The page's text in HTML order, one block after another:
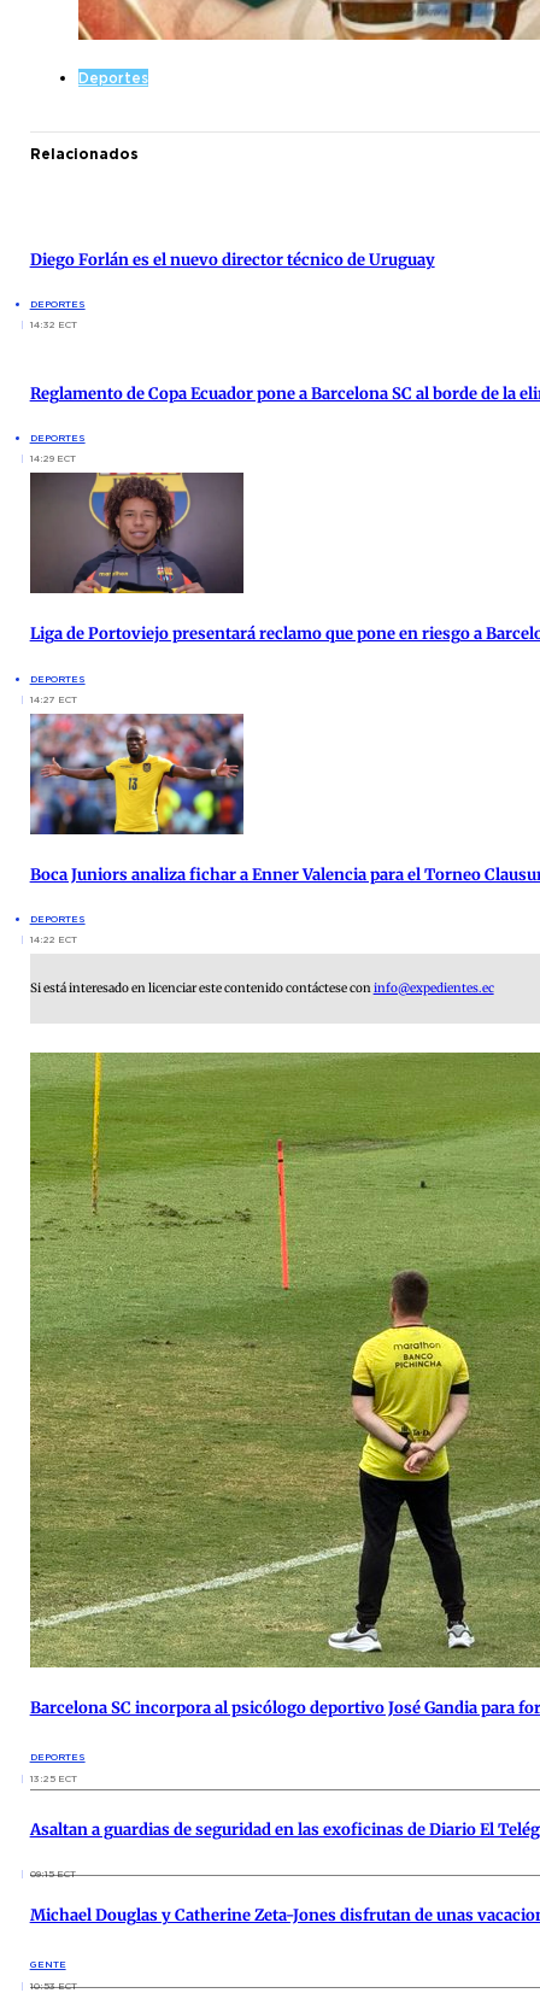
Deportes
Relacionados
Diego Forlán es el nuevo director técnico de Uruguay
DEPORTES
14:32 ECT
Reglamento de Copa Ecuador pone a Barcelona SC al borde de la
DEPORTES
14:29 ECT
Liga de Portoviejo presentará reclamo que pone en riesgo a
DEPORTES
14:27 ECT
Boca Juniors analiza fichar a Enner Valencia para el Torneo
DEPORTES
14:22 ECT
Si está interesado en licenciar este contenido contáctese coninfo@expedientes.ec
Barcelona SC incorpora al psicólogo deportivo José Gandia para
DEPORTES
13:25 ECT
Asaltan a guardias de seguridad en las exoficinas de Diario El
09:15 ECT
Michael Douglas y Catherine Zeta-Jones disfrutan de unas
GENTE
10:53 ECT